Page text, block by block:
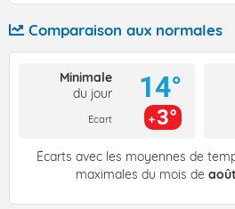
Comparaison aux normales
Minimale
du jour
Ecart
14°
3°
Écarts avec les moyennes de
maximales du mois de août